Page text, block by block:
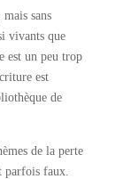
sans
vivants que
est un peu trop
est
de
de la perte
parfois faux.